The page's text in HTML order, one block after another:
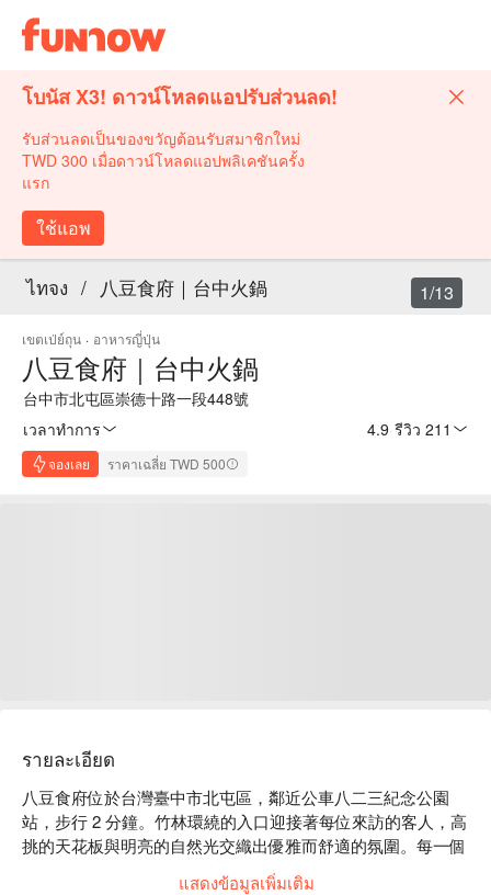
โบนัส X3! ดาวน์โหลดแอปรับส่วนลด!
รับส่วนลดเป็นของขวัญต้อนรับสมาชิกใหม่
TWD 300 เมื่อดาวน์โหลดแอปพลิเคชันครั้ง
แรก
ใช้แอพ
ไทจง / 八豆食府｜台中火鍋
เขตเป่ย์ถุน · อาหารญี่ปุ่น
八豆食府｜台中火鍋
台中市北屯區崇德十路一段448號
เวลาทำการ
4.9 รีวิว 211
จองเลย ราคาเฉลี่ย TWD 500
1/13
รายละเอียด
八豆食府位於台灣臺中市北屯區，鄰近公車八二三紀念公園
站，步行 2 分鐘。竹林環繞的入口迎接著每位來訪的客人，高
挑的天花板與明亮的自然光交織出優雅而舒適的氛圍。每一個
角落都散發著寧靜的禪意，讓人彷彿置身於與世隔絕的世外桃
แสดงข้อมูลเพิ่มเติม